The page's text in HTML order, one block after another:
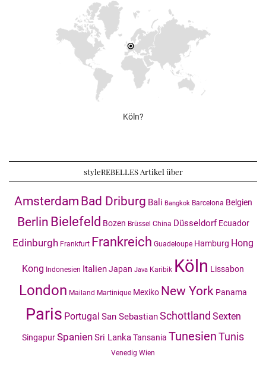
Köln?
styleREBELLES Artikel über
Amsterdam Bad Driburg Bali Bangkok Barcelona Belgien
Berlin Bielefeld Bozen Brüssel China Düsseldorf Ecuador
Edinburgh Frankfurt Frankreich Guadeloupe Hamburg Hong
Kong Indonesien ItalienJapan Java Karibik Köln Lissabon
London Mailand Martinique Mexiko New York Panama
Paris Portugal San SebastianSchottland Sexten
SingapurSpanienSri LankaTansania TunesienTunis
Venedig Wien